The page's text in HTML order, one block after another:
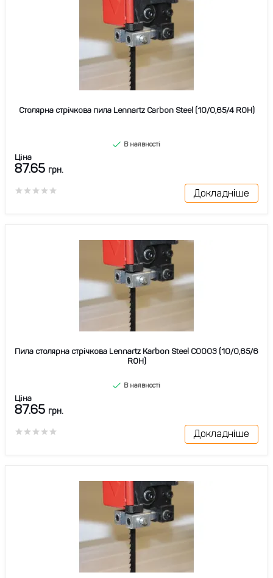
Столярна стрічкова пила Lennartz Carbon Steel (10/0,65/4 ROH)
В наявності
Ціна
87.65 грн.
Докладніше
Пила столярна стрічкова Lennartz Karbon Steel C0003 (10/0,65/6
ROH)
В наявності
Ціна
87.65 грн.
Докладніше